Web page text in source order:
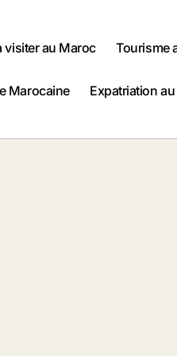
visiter au Maroc Tourisme
Marocaine Expatriation